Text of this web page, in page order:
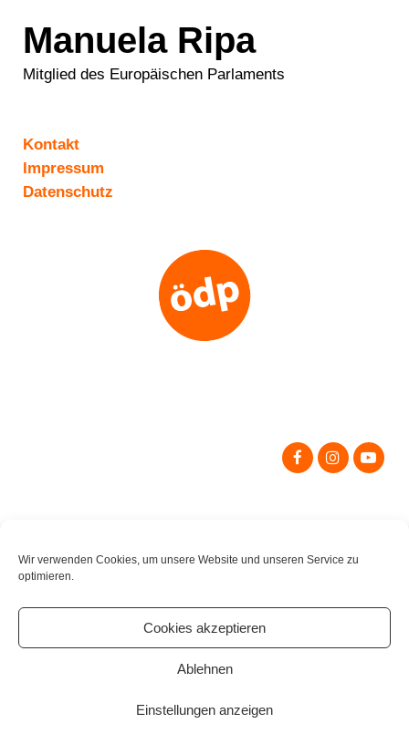
Wir verwenden Cookies, um unsere Website und unseren Service zu
optimieren.
Cookies akzeptieren
Ablehnen
Einstellungen anzeigen
Manuela Ripa
Mitglied des Europäischen Parlaments
Kontakt
Impressum
Datenschutz